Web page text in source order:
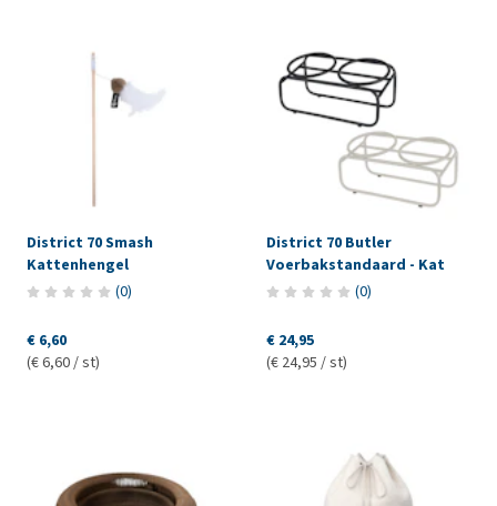
District 70 Smash
Kattenhengel
(0)
€ 6,60
(€ 6,60 / st)
District 70 Butler
Voerbakstandaard - Kat
(0)
€ 24,95
(€ 24,95 / st)